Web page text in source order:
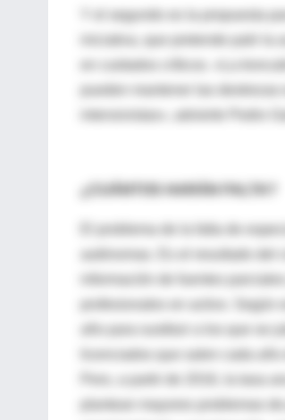
Y el segundo es la propuesta
en cuidados críticos. «La
intensivistas», advierte Pedro
El problema de la falta de
profesionales en activo.
año para sustituir a los que se
licenciados que salen cada
Pero, a partir de 2016, la tasa
plantean mayores problemas